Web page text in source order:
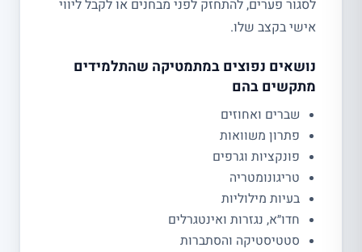
לסגור פערים, להתחזק לפני מבחנים או לקבל ליווי
אישי בקצב שלו.
נושאים נפוצים במתמטיקה שהתלמידים
מתקשים בהם
שברים ואחוזים
פתרון משוואות
פונקציות וגרפים
טריגונומטריה
בעיות מילוליות
חדו״א, נגזרות ואינטגרלים
סטטיסטיקה והסתברות